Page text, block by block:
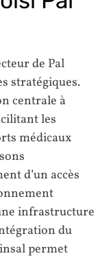
de Pal
stratégiques.
centrale à
les
médicaux
d’un accès
infrastructure
du
permet